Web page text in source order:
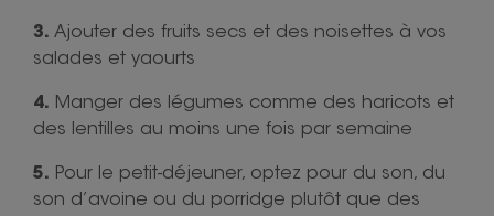
3. Ajouter des fruits secs et des noisettes à vos
salades et yaourts
4. Manger des légumes comme des haricots et
des lentilles au moins une fois par semaine
5. Pour le petit-déjeuner, optez pour du son, du
son d’avoine ou du porridge plutôt que des